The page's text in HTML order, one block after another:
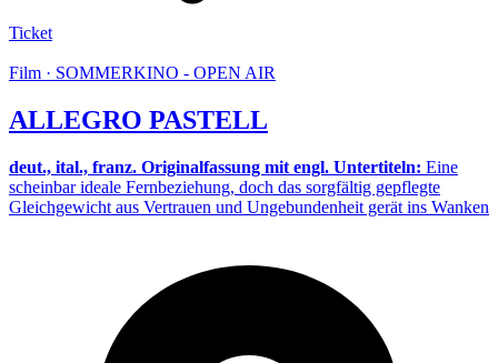
Ticket
Film · SOMMERKINO - OPEN AIR
ALLEGRO PASTELL
deut., ital., franz. Originalfassung mit engl. Untertiteln: Eine
scheinbar ideale Fernbeziehung, doch das sorgfältig gepflegte
Gleichgewicht aus Vertrauen und Ungebundenheit gerät ins Wanken